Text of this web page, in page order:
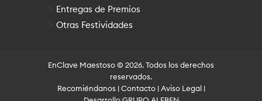
Entregas de Premios
Otras Festividades
EnClave Maestoso© 2026. Todos los derechos
reservados.
Recomiéndanos|Contacto|Aviso Legal|